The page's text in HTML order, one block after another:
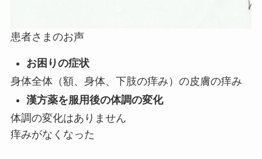
患者さまのお声
お困りの症状
身体全体（額、身体、下肢の痒み）の皮膚の痒み
漢方薬を服用後の体調の変化
体調の変化はありません
痒みがなくなった